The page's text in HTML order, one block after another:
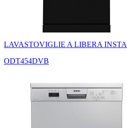
LAVASTOVIGLIE A LIBERA
ODT454DVB